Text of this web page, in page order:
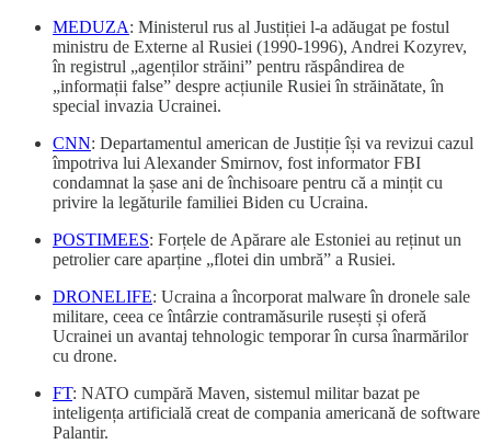
MEDUZA: Ministerul rus al Justiției l-a adăugat pe fostul
ministru de Externe al Rusiei (1990-1996), Andrei Kozyrev,
în registrul „agenților străini” pentru răspândirea de
„informații false” despre acțiunile Rusiei în străinătate, în
special invazia Ucrainei.
CNN: Departamentul american de Justiție își va revizui cazul
împotriva lui Alexander Smirnov, fost informator FBI
condamnat la șase ani de închisoare pentru că a mințit cu
privire la legăturile familiei Biden cu Ucraina.
POSTIMEES: Forțele de Apărare ale Estoniei au reținut un
petrolier care aparține „flotei din umbră” a Rusiei.
DRONELIFE: Ucraina a încorporat malware în dronele sale
militare, ceea ce întârzie contramăsurile rusești și oferă
Ucrainei un avantaj tehnologic temporar în cursa înarmărilor
cu drone.
FT: NATO cumpără Maven, sistemul militar bazat pe
inteligența artificială creat de compania americană de software
Palantir.